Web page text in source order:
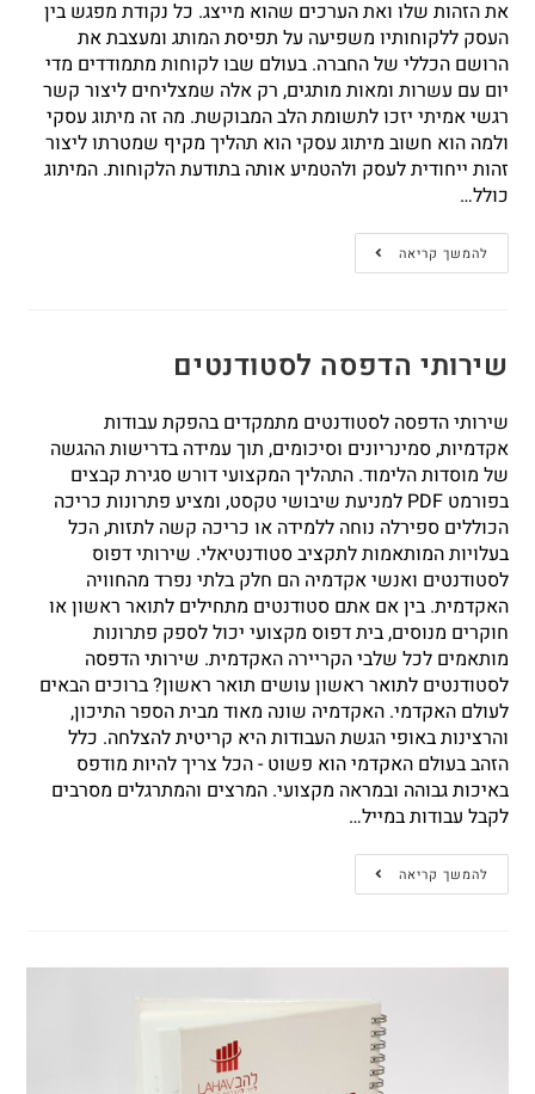
את הזהות שלו ואת הערכים שהוא מייצג. כל נקודת מפגש בין
העסק ללקוחותיו משפיעה על תפיסת המותג ומעצבת את
הרושם הכללי של החברה. בעולם שבו לקוחות מתמודדים מדי
יום עם עשרות ומאות מותגים, רק אלה שמצליחים ליצור קשר
רגשי אמיתי יזכו לתשומת הלב המבוקשת. מה זה מיתוג עסקי
ולמה הוא חשוב מיתוג עסקי הוא תהליך מקיף שמטרתו ליצור
זהות ייחודית לעסק ולהטמיע אותה בתודעת הלקוחות. המיתוג
כולל…
להמשך קריאה
שירותי הדפסה לסטודנטים
שירותי הדפסה לסטודנטים מתמקדים בהפקת עבודות
אקדמיות, סמינריונים וסיכומים, תוך עמידה בדרישות ההגשה
של מוסדות הלימוד. התהליך המקצועי דורש סגירת קבצים
בפורמט PDF למניעת שיבושי טקסט, ומציע פתרונות כריכה
הכוללים ספירלה נוחה ללמידה או כריכה קשה לתזות, הכל
בעלויות המותאמות לתקציב סטודנטיאלי. שירותי דפוס
לסטודנטים ואנשי אקדמיה הם חלק בלתי נפרד מהחוויה
האקדמית. בין אם אתם סטודנטים מתחילים לתואר ראשון או
חוקרים מנוסים, בית דפוס מקצועי יכול לספק פתרונות
מותאמים לכל שלבי הקריירה האקדמית. שירותי הדפסה
לסטודנטים לתואר ראשון עושים תואר ראשון? ברוכים הבאים
לעולם האקדמי. האקדמיה שונה מאוד מבית הספר התיכון,
והרצינות באופי הגשת העבודות היא קריטית להצלחה. כלל
הזהב בעולם האקדמי הוא פשוט - הכל צריך להיות מודפס
באיכות גבוהה ובמראה מקצועי. המרצים והמתרגלים מסרבים
לקבל עבודות במייל…
להמשך קריאה